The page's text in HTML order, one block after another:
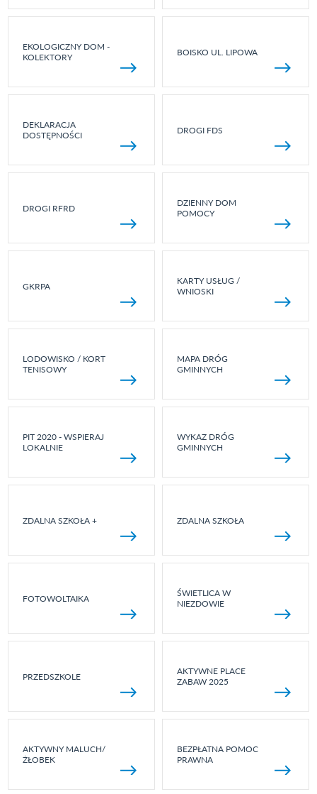
EKOLOGICZNY DOM -
KOLEKTORY
BOISKO UL. LIPOWA
DEKLARACJA
DOSTĘPNOŚCI
DROGI FDS
DROGI RFRD
DZIENNY DOM
POMOCY
GKRPA
KARTY USŁUG /
WNIOSKI
LODOWISKO / KORT
TENISOWY
MAPA DRÓG
GMINNYCH
PIT 2020 - WSPIERAJ
LOKALNIE
WYKAZ DRÓG
GMINNYCH
ZDALNA SZKOŁA + ZDALNA SZKOŁA
FOTOWOLTAIKA
ŚWIETLICA W
NIEZDOWIE
PRZEDSZKOLE
AKTYWNE PLACE
ZABAW 2025
AKTYWNY MALUCH/
ŻŁOBEK
BEZPŁATNA POMOC
PRAWNA